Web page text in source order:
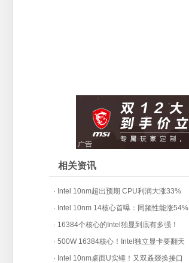
相关资讯
· Intel 10nm超出预期 CPU利润大涨33%
· Intel 10nm 14核心首曝：同频性能涨54%
· 16384个核心的Intel独显到底有多强！
· 500W 16384核心！Intel独立显卡要翻天
· Intel 10nm桌面U实锤！又双叒叕换接口